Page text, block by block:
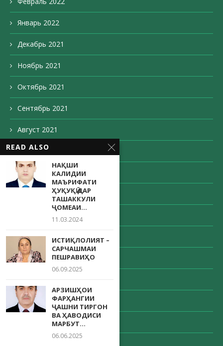
Январь 2022
Декабрь 2021
Ноябрь 2021
Октябрь 2021
Сентябрь 2021
Август 2021
Май 2021
Апрель 2021
Март 2021
Декабрь 2020
Ноябрь 2020
Сентябрь 2020
Август 2020
READ ALSO
НАҚШИ
КАЛИДИИ
МАЪРИФАТИ
ҲУҚУҚӢ ДАР
ТАШАККУЛИ
ҶОМЕАИ...
11.03.2024
ИСТИҚЛОЛИЯТ –
САРЧАШМАИ
ПЕШРАВИҲО
06.09.2025
АРЗИШҲОИ
ФАРҲАНГИИ
ҶАШНИ ТИРГОН
ВА ҲАВОДИСИ
МАРБУТ...
06.06.2025